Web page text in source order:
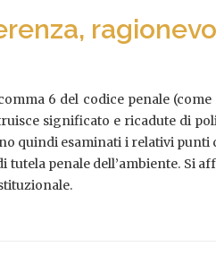
6 del codice penale
significato e ricadute di
quindi esaminati i relativi punti
tutela penale dell’ambiente. Si